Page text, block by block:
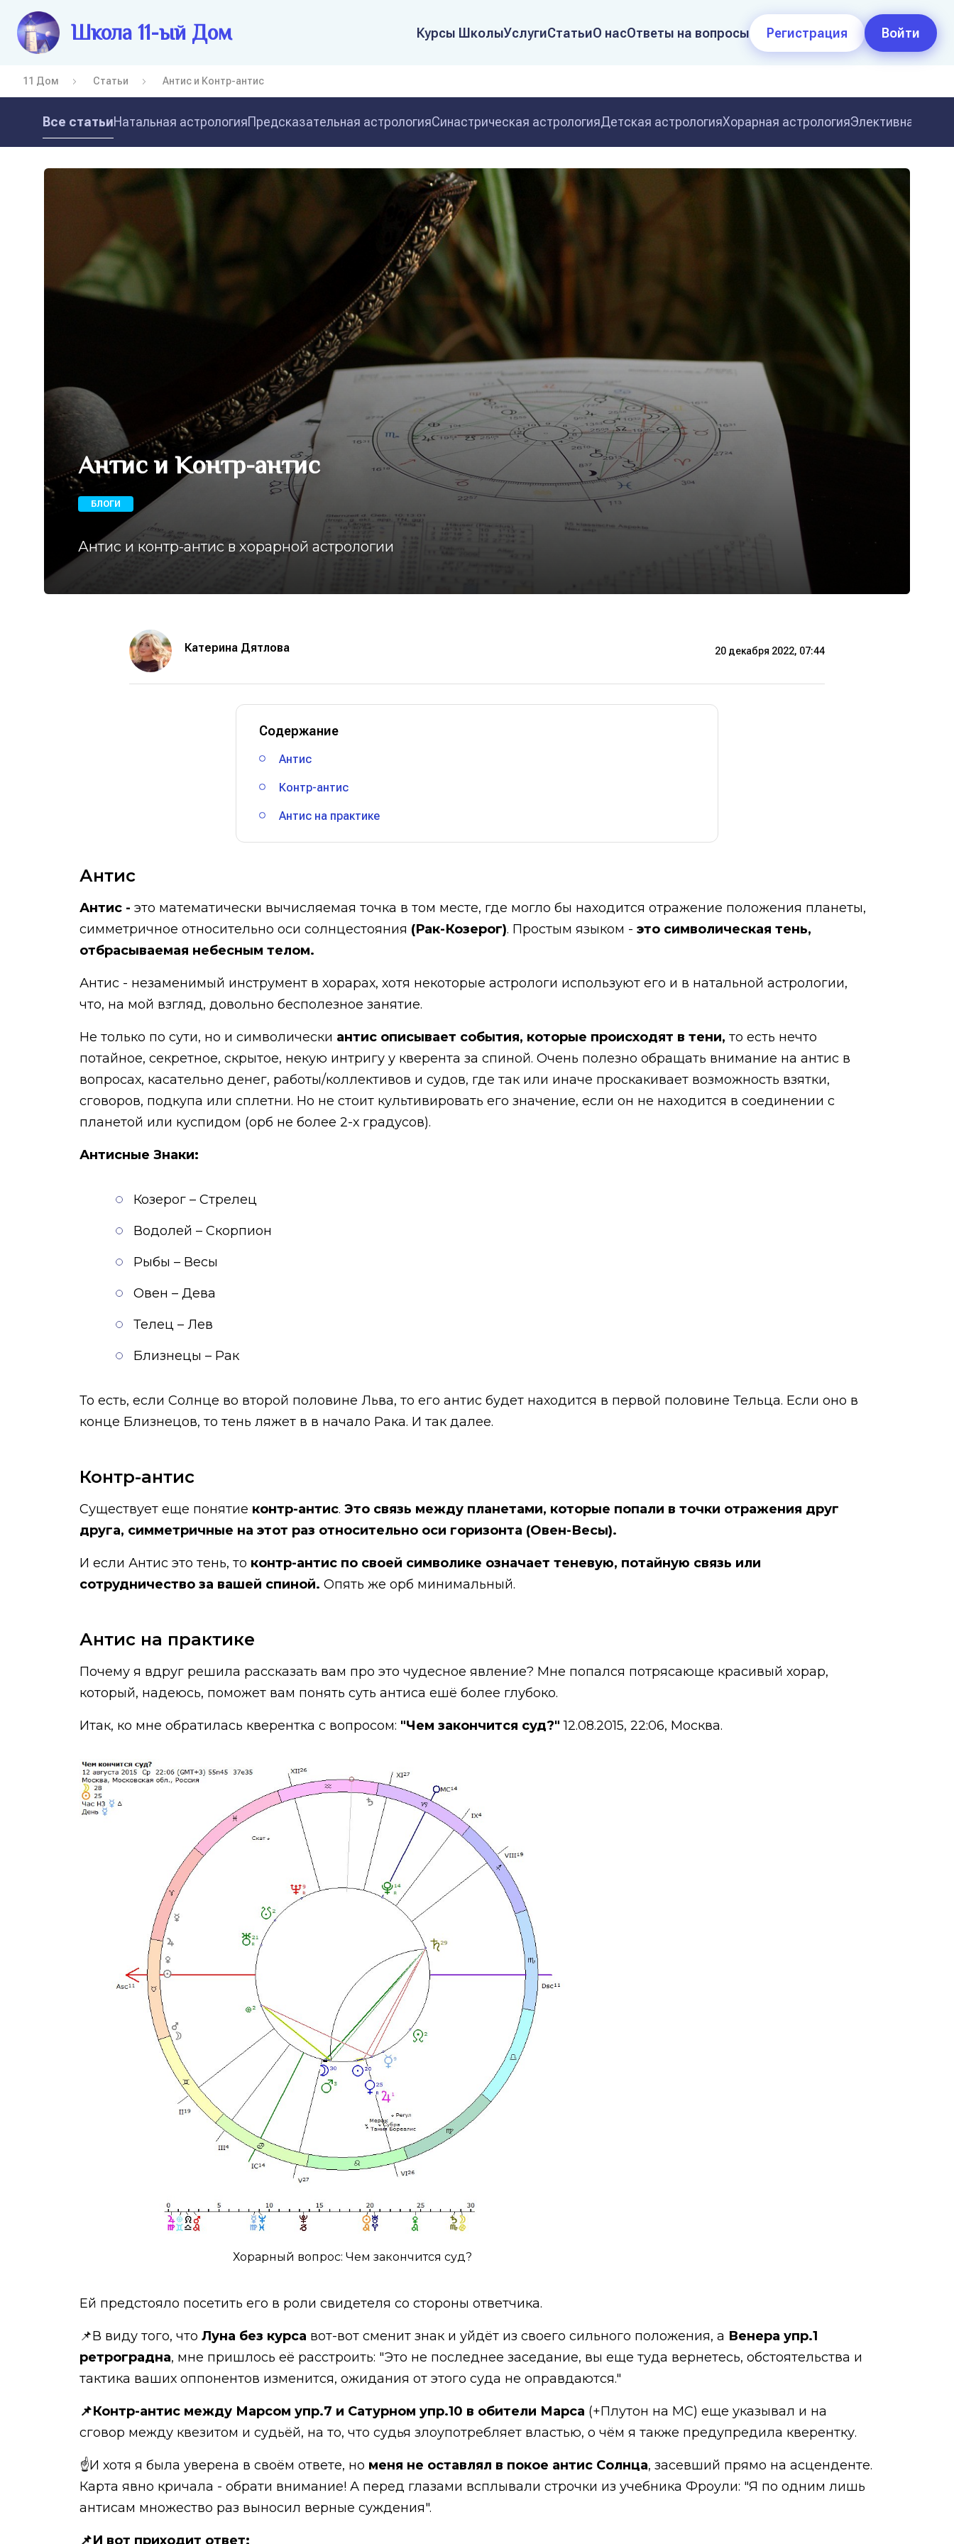
Школа 11-ый Дом Курсы ШколыУслугиСтатьиО насОтветы на вопросы Регистрация Войти
11 Дом Статьи Антис и Контр-антис
Все статьиНатальная астрологияПредсказательная астрологияСинастрическая астрологияДетская астрологияХорарная астрологияЭлективная
Антис и Контр-антис
БЛОГИ
Антис и контр-антис в хорарной астрологии
Катерина Дятлова 20 декабря 2022, 07:44
Содержание
Антис
Контр-антис
Антис на практике
Антис
Антис - это математически вычисляемая точка в том месте, где могло бы находится отражение положения планеты,
симметричное относительно оси солнцестояния (Рак-Козерог). Простым языком - это символическая тень,
отбрасываемая небесным телом.
Антис - незаменимый инструмент в хорарах, хотя некоторые астрологи используют его и в натальной астрологии,
что, на мой взгляд, довольно бесполезное занятие.
Не только по сути, но и символически антис описывает события, которые происходят в тени, то есть нечто
потайное, секретное, скрытое, некую интригу у кверента за спиной. Очень полезно обращать внимание на антис в
вопросах, касательно денег, работы/коллективов и судов, где так или иначе проскакивает возможность взятки,
сговоров, подкупа или сплетни. Но не стоит культивировать его значение, если он не находится в соединении с
планетой или куспидом (орб не более 2-х градусов).
Антисные Знаки:
Козерог – Стрелец
Водолей – Скорпион
Рыбы – Весы
Овен – Дева
Телец – Лев
Близнецы – Рак
То есть, если Солнце во второй половине Льва, то его антис будет находится в первой половине Тельца. Если оно в
конце Близнецов, то тень ляжет в в начало Рака. И так далее.
Контр-антис
Существует еще понятие контр-антис. Это связь между планетами, которые попали в точки отражения друг
друга, симметричные на этот раз относительно оси горизонта (Овен-Весы).
И если Антис это тень, то контр-антис по своей символике означает теневую, потайную связь или
сотрудничество за вашей спиной. Опять же орб минимальный.
Антис на практике
Почему я вдруг решила рассказать вам про это чудесное явление? Мне попался потрясающе красивый хорар,
который, надеюсь, поможет вам понять суть антиса ешё более глубоко.
Итак, ко мне обратилась кверентка с вопросом: "Чем закончится суд?"12.08.2015, 22:06, Москва.
Хорарный вопрос: Чем закончится суд?
Ей предстояло посетить его в роли свидетеля со стороны ответчика.
📌В виду того, что Луна без курса вот-вот сменит знак и уйдёт из своего сильного положения, а Венера упр.1
ретроградна, мне пришлось её расстроить: "Это не последнее заседание, вы еще туда вернетесь, обстоятельства и
тактика ваших оппонентов изменится, ожидания от этого суда не оправдаются."
📌Контр-антис между Марсом упр.7 и Сатурном упр.10 в обители Марса (+Плутон на MC) еще указывал и на
сговор между квезитом и судьёй, на то, что судья злоупотребляет властью, о чём я также предупредила кверентку.
☝И хотя я была уверена в своём ответе, но меня не оставлял в покое антис Солнца, засевший прямо на асценденте.
Карта явно кричала - обрати внимание! А перед глазами всплывали строчки из учебника Фроули: "Я по одним лишь
антисам множество раз выносил верные суждения".
📌И вот приходит ответ: